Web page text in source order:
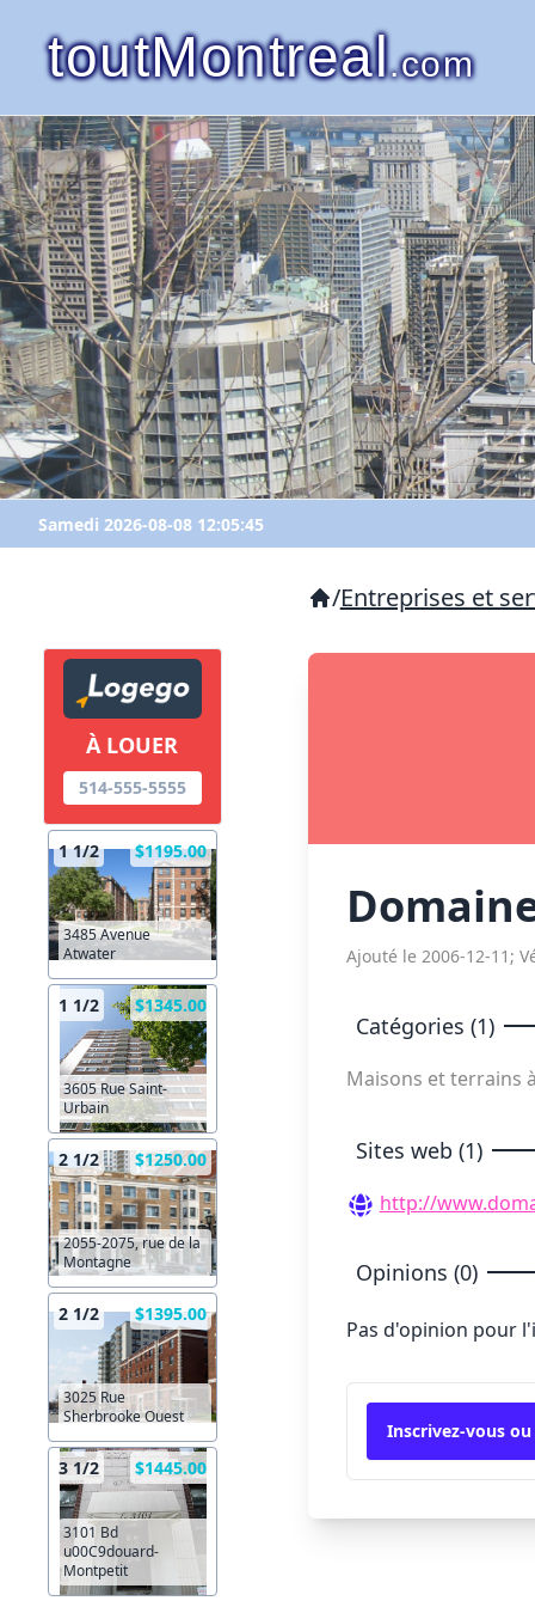
toutMontreal.com
Samedi 2026-08-08 12:05:45
À LOUER
514-555-5555
1 1/2 $1195.00
3485 Avenue
Atwater
1 1/2 $1345.00
3605 Rue Saint-
Urbain
2 1/2 $1250.00
2055-2075, rue de la
Montagne
2 1/2 $1395.00
3025 Rue
Sherbrooke Ouest
3 1/2 $1445.00
3101 Bd
u00C9douard-
Montpetit
/Entreprises et
Ajouté le 2006-12-11;
Catégories (1)
Maisons et terrains
Sites web (1)
http://
Opinions (0)
Pas d'opinion pour
Inscrivez-vous